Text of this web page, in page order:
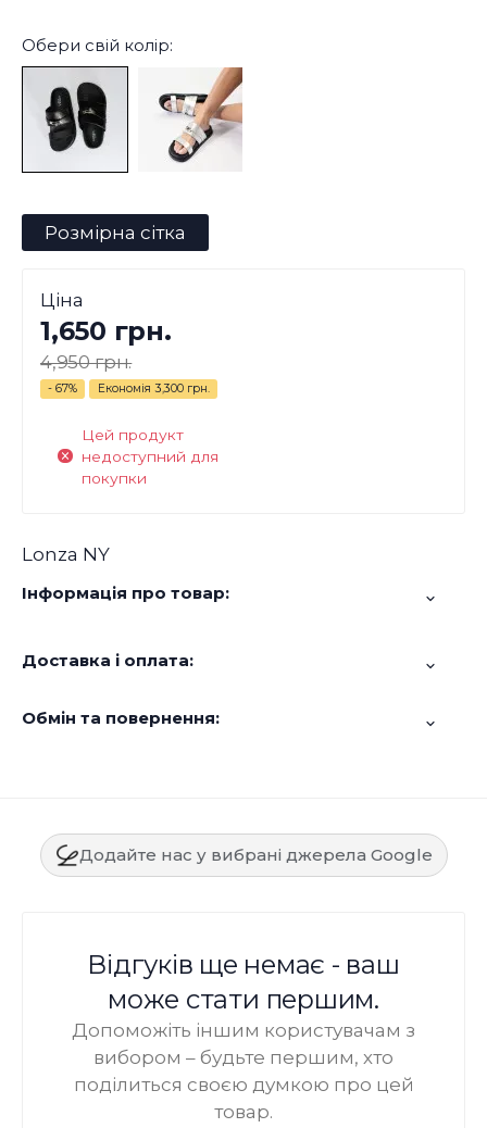
Обери свій колір:
Розмірна сітка
Ціна
1,650 грн.
4,950 грн.
- 67% Економія 3,300 грн.
Цей продукт
недоступний для
покупки
Lonza NY
Інформація про товар:
Доставка і оплата:
Обмін та повернення:
Додайте нас у вибрані джерела Google
Відгуків ще немає - ваш
може стати першим.
Допоможіть іншим користувачам з
вибором – будьте першим, хто
поділиться своєю думкою про цей
товар.